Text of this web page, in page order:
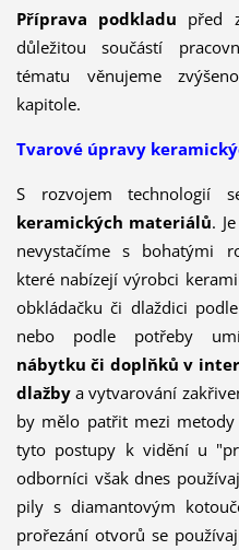
Příprava podkladu před
důležitou součástí
tématu věnujeme
kapitole.
Tvarové úpravy
S rozvojem technologií
keramických materiálů.
nevystačíme s bohatými
které nabízejí výrobci
obkládačku či dlaždici
nebo podle potřeby
nábytku či doplňků v
dlažbya vytvarování
by mělo patřit mezi
tyto postupy k vidění u
odborníci však dnes
pily s diamantovým
prořezání otvorů se